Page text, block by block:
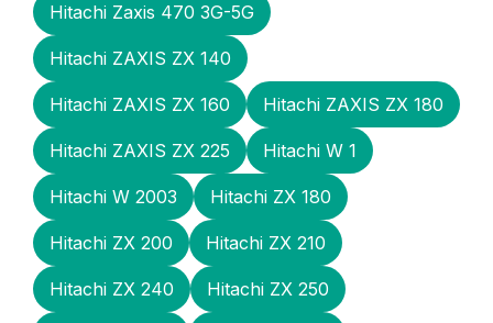
Hitachi Zaxis 470 3G-5G
Hitachi ZAXIS ZX 140
Hitachi ZAXIS ZX 160 Hitachi ZAXIS ZX 180
Hitachi ZAXIS ZX 225 Hitachi W 1
Hitachi W 2003 Hitachi ZX 180
Hitachi ZX 200 Hitachi ZX 210
Hitachi ZX 240 Hitachi ZX 250